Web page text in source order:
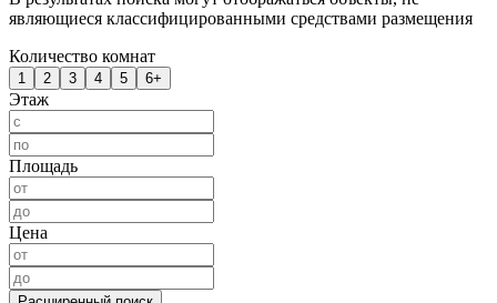
являющиеся классифицированными средствами размещения
Количество комнат
1 2 3 4 5 6+
Этаж
Площадь
Цена